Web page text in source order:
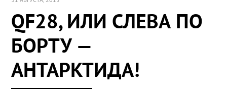
QF28, ИЛИ СЛЕВА ПО
БОРТУ —
АНТАРКТИДА!